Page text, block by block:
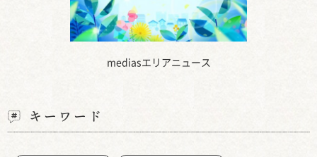
mediasエリアニュース
キーワード